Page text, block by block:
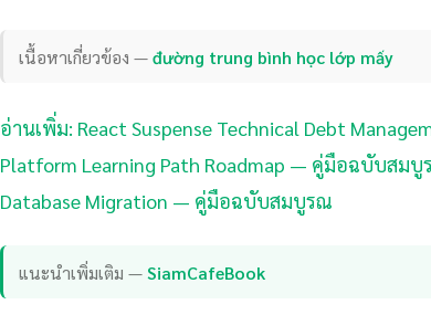
เนื้อหาเกี่ยวข้อง —đường trung bình học lớp mấy
อ่านเพิ่ม: React Suspense Technical Debt
Platform Learning Path Roadmap — คู่มือฉบับสมบู
Database Migration — คู่มือฉบับสมบูรณ
แนะนำเพิ่มเติม —SiamCafeBook